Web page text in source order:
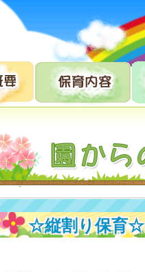
☆縦割り保育☆